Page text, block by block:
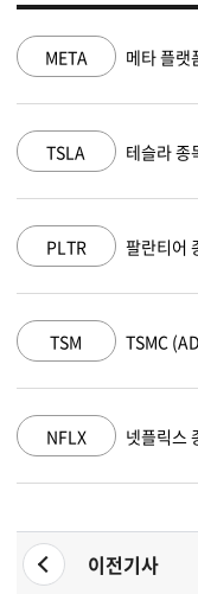
META 메타 플랫
TSLA 테슬라 종
PLTR 팔란티어
TSM TSMC
NFLX 넷플릭스
이전기사